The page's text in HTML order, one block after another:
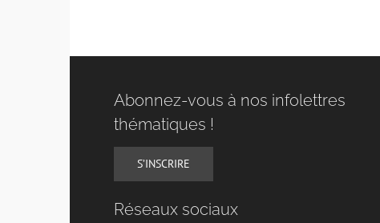
Abonnez-vous à nos infolettres
thématiques !
S’INSCRIRE
Réseaux sociaux